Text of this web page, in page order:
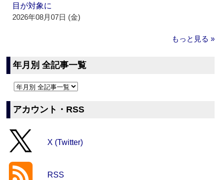
目が対象に
2026年08月07日 (金)
もっと見る »
年月別 全記事一覧
アカウント・RSS
X (Twitter)
RSS